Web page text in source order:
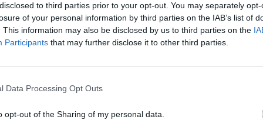
to third parties prior to your opt-out. You may separately
of your personal information by third parties on the IAB’s list of
This information may also be disclosed by us to third parties on the
Participants that may further disclose it to other third parties.
Data Processing Opt Outs
opt-out of the Sharing of my personal data.
saulės aktyvumas
Karšta A. Kasparavičiaus ir Ž Pavilionio